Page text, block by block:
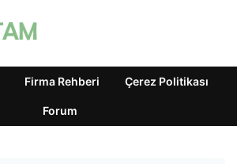
Firma Rehberi Çerez Politikası
Forum